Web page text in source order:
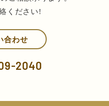
ください!
合わせ
2040